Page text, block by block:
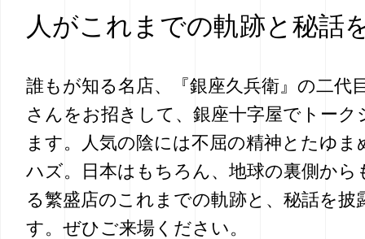
人がこれまでの軌跡と秘話
誰もが知る名店、『銀座久兵衛』の二代
さんをお招きして、銀座十字屋でトーク
ます。人気の陰には不屈の精神とたゆま
ハズ。日本はもちろん、地球の裏側から
る繁盛店のこれまでの軌跡と、秘話を披
す。ぜひご来場ください。